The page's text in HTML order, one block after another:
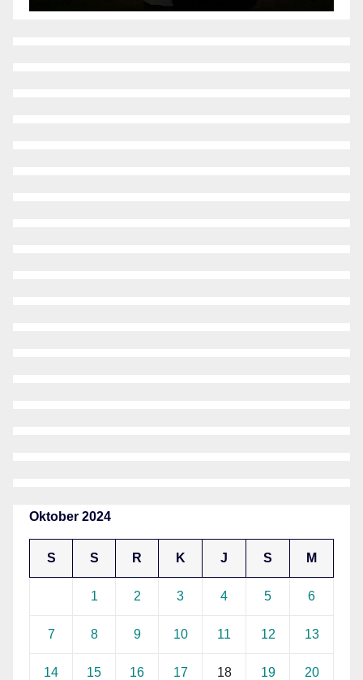
Oktober 2024
S S R K J S M
1 2 3 4 5 6
7 8 9 10 11 12 13
14 15 16 17 18 19 20